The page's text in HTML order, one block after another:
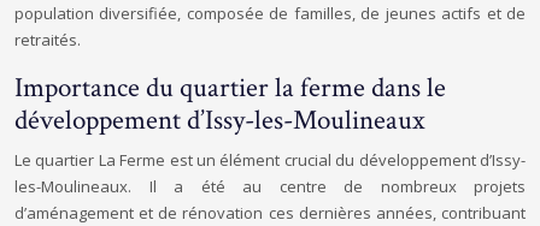
population diversifiée, composée de familles, de jeunes actifs et de
retraités.
Importance du quartier la ferme dans le
développement d’Issy-les-Moulineaux
Le quartier La Ferme est un élément crucial du développement d’Issy-
les-Moulineaux. Il a été au centre de nombreux projets
d’aménagement et de rénovation ces dernières années, contribuant